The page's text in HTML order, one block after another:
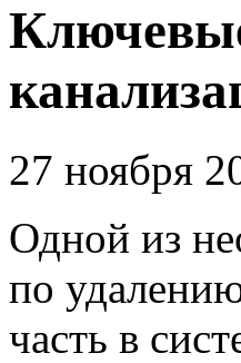
27 ноября
Одной из
по
часть в